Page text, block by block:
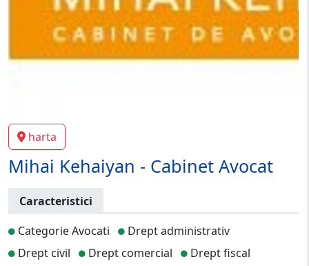
harta
Mihai Kehaiyan - Cabinet Avocat
Caracteristici
Categorie Avocati
Drept administrativ
Drept civil
Drept comercial
Drept fiscal